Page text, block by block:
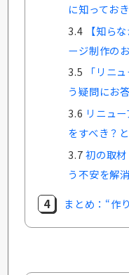
に知ってお
3.4 【知ら
ージ制作の
3.5 「リニ
う疑問にお
3.6 リニュ
をすべき？
3.7初の取
う不安を解
4 まとめ：“作